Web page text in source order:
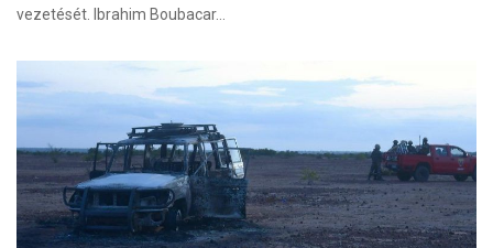
vezetését. Ibrahim Boubacar…